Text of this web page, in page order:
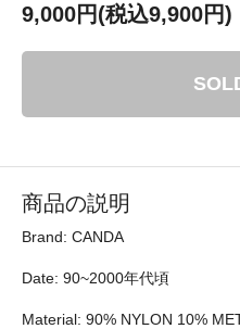
9,000円(税込9,900円)
商品の説明
Brand: CANDA
Date: 90~2000年代頃
Material: 90% NYLON 10%